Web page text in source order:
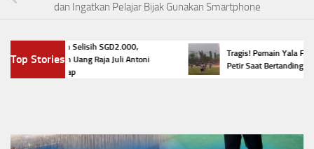
dan Ingatkan Pelajar Bijak Gunakan Smartphone
Top Stories
KPK Temukan Selisih SGD2.000,
Pengembalian Uang Raja Juli Antoni
Tragis! Pemain Yala FC
Petir Saat Bertanding di